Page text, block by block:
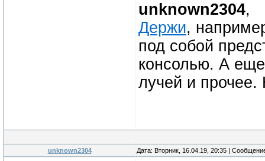
unknown2304,
Держи,
под собой
консолью. А еще
лучей и прочее.
unknown2304 Дата: Вторник, 16.04.19, 20:35 |